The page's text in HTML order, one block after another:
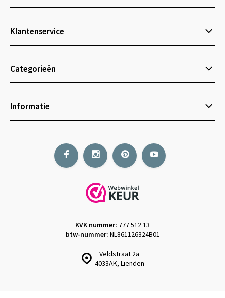
Klantenservice
Categorieën
Informatie
Veldstraat 2a
4033AK, Lienden
KVK nummer: 777 512 13
btw-nummer: NL861126324B01